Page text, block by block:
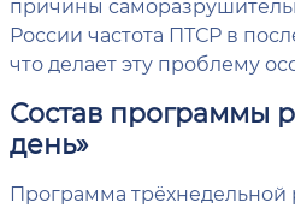
причины
России частота ПТСР в
что делает эту проблему
Состав программы
день»
Программа